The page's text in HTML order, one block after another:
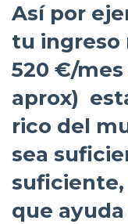
Así por
tu ingreso
520 €/
aprox)
rico del
sea
suficiente,
que ayuda